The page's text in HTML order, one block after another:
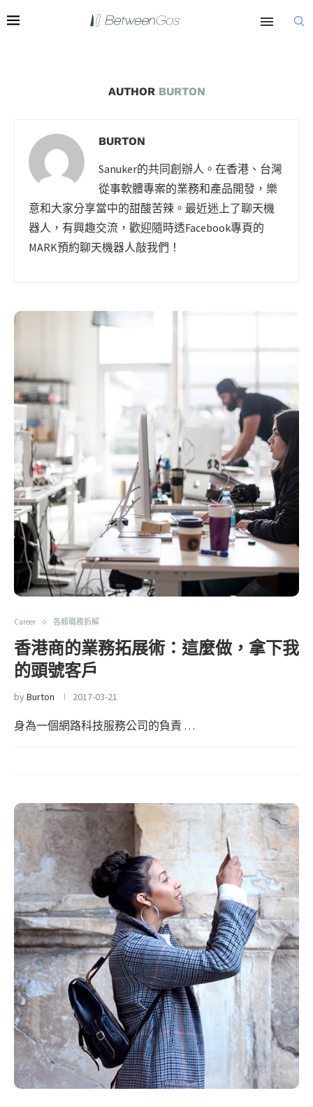
AUTHOR BURTON
BURTON
Sanuker的共同創辦人。在香港、台灣
從事軟體專案的業務和產品開發，樂
意和大家分享當中的甜酸苦辣。最近迷上了聊天機
器人，有興趣交流，歡迎隨時透Facebook專頁的
MARK預約聊天機器人敲我們！
Career 各類職務拆解
香港商的業務拓展術：這麼做，拿下我
的頭號客戶
byBurton 2017-03-21
身為一個網路科技服務公司的負責 …